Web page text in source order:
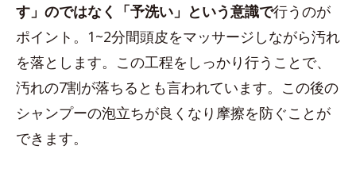
す」のではなく「予洗い」という意識で行うのが
ポイント。1~2分間頭皮をマッサージしながら汚れ
を落とします。この工程をしっかり行うことで、
汚れの7割が落ちるとも言われています。この後の
シャンプーの泡立ちが良くなり摩擦を防ぐことが
できます。